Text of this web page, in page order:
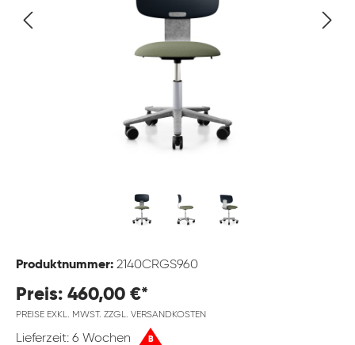
Produktnummer: 2140CRGS960
Preis: 460,00 €*
PREISE EXKL. MWST. ZZGL. VERSANDKOSTEN
Lieferzeit: 6 Wochen B